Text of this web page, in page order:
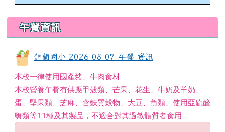
午餐資訊
銅蘭國小 2026-08-07 午餐 資訊
本校一律使用國產豬、牛肉食材
本校營養午餐有供應甲殼類、芒果、花生、牛奶及羊奶、
蛋、堅果類、芝麻、含麩質穀物、大豆、魚類、使用亞硫酸
鹽類等11種及其製品，不適合對其過敏體質者食用